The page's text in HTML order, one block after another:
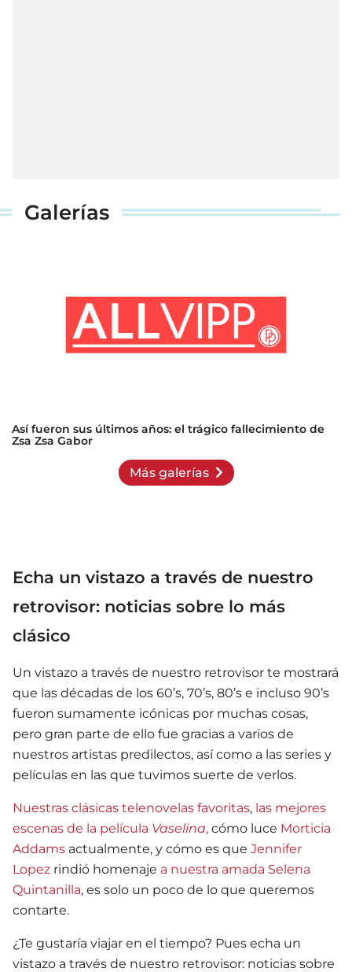
Galerías
Así fueron sus últimos años: el trágico fallecimiento de
Zsa Zsa Gabor
Más galerías
Echa un vistazo a través de nuestro
retrovisor: noticias sobre lo más
clásico
Un vistazo a través de nuestro retrovisor te mostrará
que las décadas de los 60’s, 70’s, 80’s e incluso 90’s
fueron sumamente icónicas por muchas cosas,
pero gran parte de ello fue gracias a varios de
nuestros artistas predilectos, así como a las series y
películas en las que tuvimos suerte de verlos.
Nuestras clásicas telenovelas favoritas, las mejores
escenas de la película Vaselina, cómo luce Morticia
Addams actualmente, y cómo es que Jennifer
Lopez rindió homenaje a nuestra amada Selena
Quintanilla, es solo un poco de lo que queremos
contarte.
¿Te gustaría viajar en el tiempo? Pues echa un
vistazo a través de nuestro retrovisor: noticias sobre